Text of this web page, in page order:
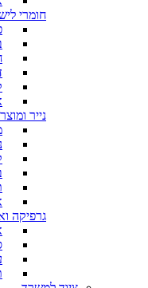
חומרי
נייר
גרפיקה